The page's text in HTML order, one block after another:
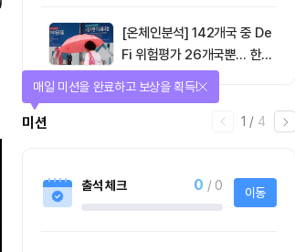
[온체인분석] 142개국 중 De
Fi 위험평가 26개국뿐… 한국
도 규제 경계 다시 그려야
1 / 4
미션
매일 미션을 완료하고 보상을 획득!
출석 체크 0 / 0 이동